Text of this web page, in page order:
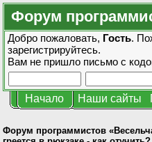
Форум
Добро пожаловать, Гость.
зарегистрируйтесь.
Вам не пришло письмо с
Начало Наши сайты
Форум программистов